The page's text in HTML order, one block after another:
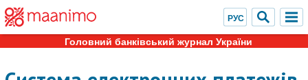
Головний банківський журнал України